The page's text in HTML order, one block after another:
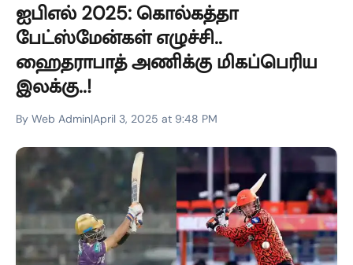
ஐபிஎல் 2025: கொல்கத்தா
பேட்ஸ்மேன்கள் எழுச்சி..
ஹைதராபாத் அணிக்கு மிகப்பெரிய
இலக்கு..!
By Web Admin|April 3, 2025 at 9:48 PM